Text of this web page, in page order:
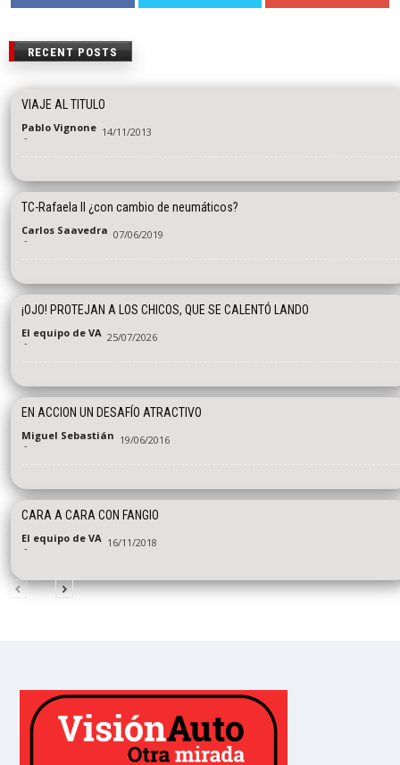
RECENT POSTS
VIAJE AL TITULO
Pablo Vignone
- 14/11/2013
TC-Rafaela II ¿con cambio de neumáticos?
Carlos Saavedra
- 07/06/2019
¡OJO! PROTEJAN A LOS CHICOS, QUE SE CALENTÓ LANDO
El equipo de VA
- 25/07/2026
EN ACCION UN DESAFÍO ATRACTIVO
Miguel Sebastián
- 19/06/2016
CARA A CARA CON FANGIO
El equipo de VA
- 16/11/2018